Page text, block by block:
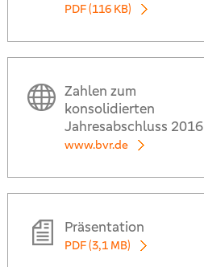
PDF (116 KB)
Zahlen zum
konsolidierten
Jahresabschluss 2016
www.bvr.de
Präsentation
PDF (3,1 MB)